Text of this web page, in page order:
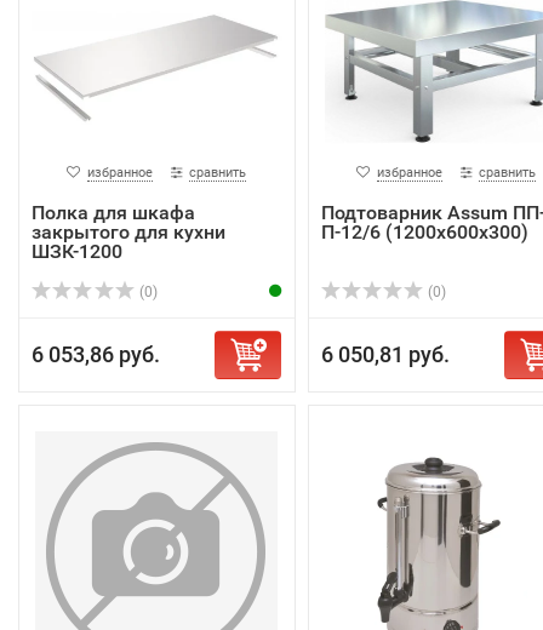
избранное сравнить
Полка для шкафа
закрытого для кухни
ШЗК-1200
(0)
6 053,86 руб.
избранное сравнить
Подтоварник Assum
П-12/6 (1200х600х300)
(0)
6 050,81 руб.